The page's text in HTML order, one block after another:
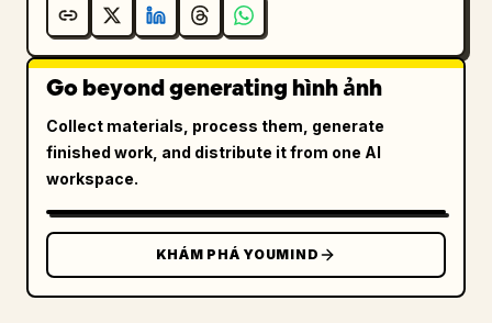
Go beyond generating hình ảnh
Collect materials, process them, generate
finished work, and distribute it from one AI
workspace.
KHÁM PHÁ YOUMIND